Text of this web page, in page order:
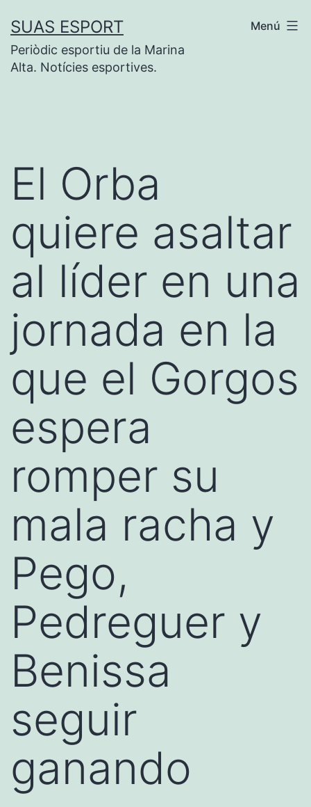
contenido
SUAS ESPORT
Periòdic esportiu de la Marina
Alta. Notícies esportives.
Menú
El Orba
quiere asaltar
al líder en una
jornada en la
que el Gorgos
espera
romper su
mala racha y
Pego,
Pedreguer y
Benissa
seguir
ganando